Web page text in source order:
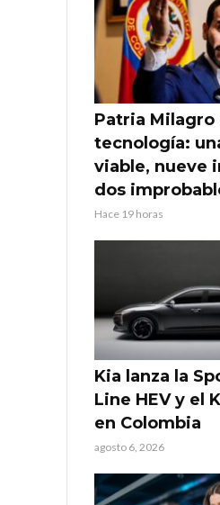
Patria Milagro
tecnología:
viable, nueve
dos
Hace 19 horas
Kia lanza la
Line HEV y el
en Colombia
agosto 6, 2026